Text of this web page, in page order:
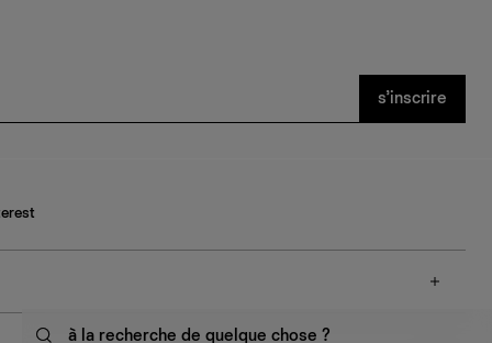
à la recherche de quelque chose ?
s’inscrire